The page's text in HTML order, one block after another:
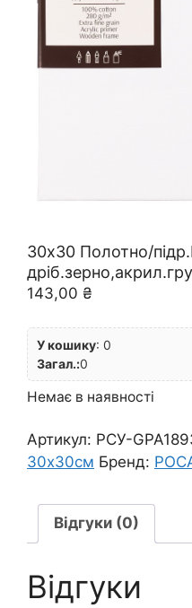
30х30 Полотно/
143,00 ₴
У кошику: 0
Загал.:0
Немає в наявності
Артикул: РСУ-
30х30см Бренд:
Відгуки (0)
Відгуки